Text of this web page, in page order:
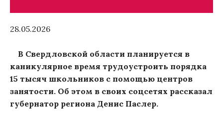
28.05.2026
В Свердловской области планируется в
каникулярное время трудоустроить порядка
15 тысяч школьников с помощью центров
занятости. Об этом в своих соцсетях рассказал
губернатор региона Денис Паслер.